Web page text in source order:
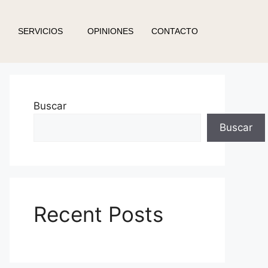
SERVICIOS OPINIONES CONTACTO
Buscar
Buscar
Recent Posts